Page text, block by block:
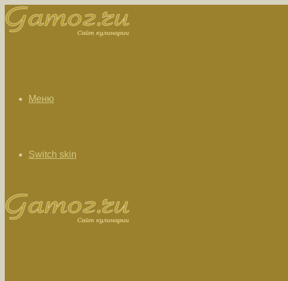
Меню
Switch skin